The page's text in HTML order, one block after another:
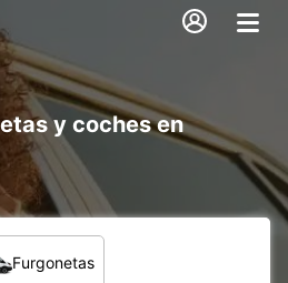
y coches en
Furgonetas